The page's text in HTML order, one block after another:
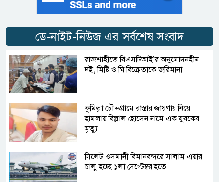
ডে-নাইট-নিউজ এর সর্বশেষ সংবাদ
রাজশাহীতে বিএসটিআই’র অনুমোদনহীন
দই, মিষ্টি ও ঘি বিক্রেতাকে জরিমানা
কুমিল্লা চৌদ্দগ্রামে রাস্তার জায়গায় নিয়ে
হামলায় বিল্লাল হোসেন নামে এক যুবকের
মৃত্যু
সিলেট ওসমানী বিমানবন্দরে সালাম এয়ার
চালু হচ্ছে ১লা সেপ্টেম্বর হতে